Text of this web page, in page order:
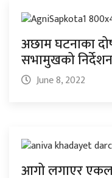
अछाम घटनाका
सभामुखको निर्देशन
June 8, 2022
आगो लगाएर एकल